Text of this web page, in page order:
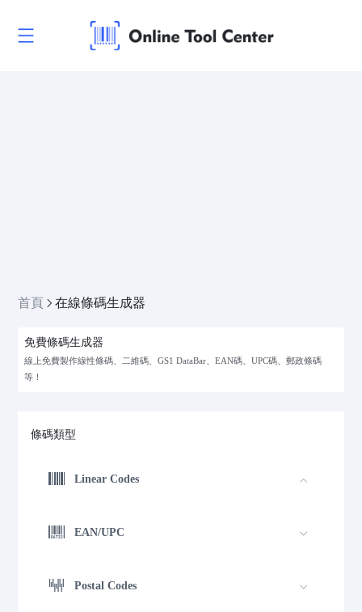
首頁 在線條碼生成器
免費條碼生成器
線上免費製作線性條碼、二維碼、GS1 DataBar、EAN碼、UPC碼、郵政條碼
等！
條碼類型
Linear Codes
EAN/UPC
Postal Codes